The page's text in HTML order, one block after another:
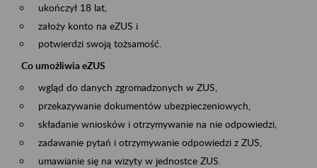
ukończył 18 lat,
założy konto na eZUS i
potwierdzi swoją tożsamość.
Co umożliwia eZUS
wgląd do danych zgromadzonych w ZUS,
przekazywanie dokumentów ubezpieczeniowych,
składanie wniosków i otrzymywanie na nie odpowiedzi,
zadawanie pytań i otrzymywanie odpowiedzi z ZUS,
umawianie się na wizyty w jednostce ZUS.